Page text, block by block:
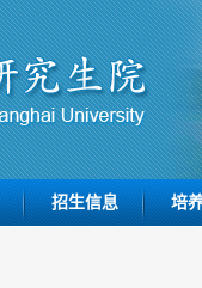
招生信息 培